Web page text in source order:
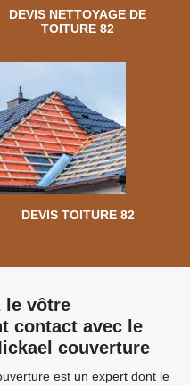
DEVIS NETTOYAGE DE
TOITURE 82
DEVIS TOITURE 82
le vôtre
contact avec le
couverture
est un expert dont le